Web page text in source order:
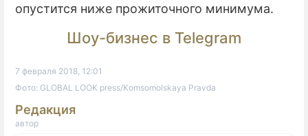
опустится ниже прожиточного минимума.
Шоу-бизнес в Telegram
7 февраля 2018, 12:01
Фото: GLOBAL LOOK press/Komsomolskaya Pravda
Редакция
автор